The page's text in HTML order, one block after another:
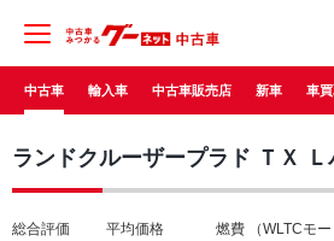
中古車 輸入車 中古車販売店 新車 車買
ランドクルーザープラド ＴＸ
総合評価 平均価格 燃費 （WLTCモー